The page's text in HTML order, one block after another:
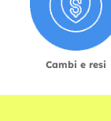
Cambi e resi